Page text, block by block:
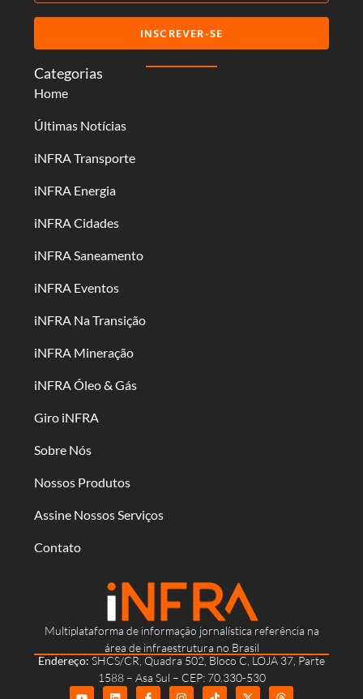
Multiplataforma de informação jornalística referência na
área de infraestrutura no Brasil
Endereço: SHCS/CR, Quadra 502, Bloco C, LOJA 37, Parte
1588 – Asa Sul – CEP: 70.330-530
Categorias
Home
Últimas Notícias
iNFRA Transporte
iNFRA Energia
iNFRA Cidades
iNFRA Saneamento
iNFRA Eventos
iNFRA Na Transição
iNFRA Mineração
iNFRA Óleo & Gás
Giro iNFRA
Sobre Nós
Nossos Produtos
Assine Nossos Serviços
Contato
INSCREVER-SE